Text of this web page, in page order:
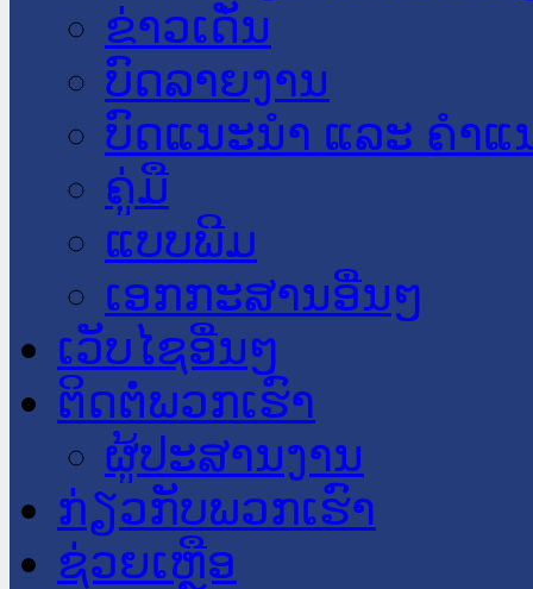
ຂ່າວເດັ່ນ
ບົດລາຍງານ
ບົດແນະນໍາ ແລະ ຄໍາແ
ຄູ່ມື
ແບບພີມ
ເອກກະສານອື່ນໆ
ເວັບໄຊອື່ນໆ
ຕິດຕໍ່ພວກເຮົາ
ຜູ້ປະສານງານ
ກ່ຽວກັບພວກເຮົາ
ຊ່ວຍເຫຼືອ